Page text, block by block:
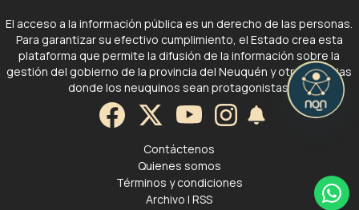
El acceso a la información pública es un derecho de las personas.
Para garantizar su efectivo cumplimiento, el Estado crea esta
plataforma que permite la difusión de la información sobre la
gestión del gobierno de la provincia del Neuquén y otras noticias
donde los neuquinos sean protagonistas.
Contáctenos
Quienes somos
Términos y condiciones
Archivo |RSS